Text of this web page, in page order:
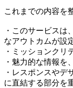
これまでの内容を
・このサービスは
なアウトカムが設
・ミッションクリ
・魅力的な情報を
・レスポンスやデ
に直結する部分を